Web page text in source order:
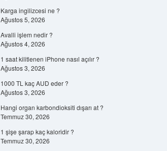
Karga ingilizcesi ne ?
Ağustos 5, 2026
Avalli işlem nedir ?
Ağustos 4, 2026
1 saat kilitlenen iPhone nasıl açılır ?
Ağustos 3, 2026
1000 TL kaç AUD eder ?
Ağustos 3, 2026
Hangi organ karbondioksiti dışarı at ?
Temmuz 30, 2026
1 şişe şarap kaç kaloridir ?
Temmuz 30, 2026